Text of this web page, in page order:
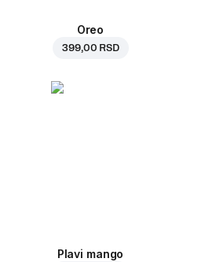
Oreo
399,00 RSD
Plavi mango